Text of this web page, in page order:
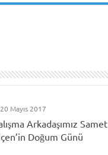
20 Mayıs 2017
Arkadaşımız Samet
Doğum Günü